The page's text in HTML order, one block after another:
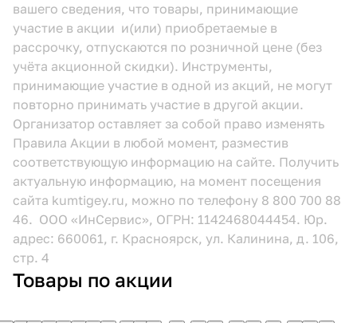
вашего сведения, что товары, принимающие
участие в акции и(или) приобретаемые в
рассрочку, отпускаются по розничной цене (без
учёта акционной скидки). Инструменты,
принимающие участие в одной из акций, не могут
повторно принимать участие в другой акции.
Организатор оставляет за собой право изменять
Правила Акции в любой момент, разместив
соответствующую информацию на сайте. Получить
актуальную информацию, на момент посещения
сайта kumtigey.ru, можно по телефону 8 800 700 88
46. ООО «ИнСервис», ОГРН: 1142468044454. Юр.
адрес: 660061, г. Красноярск, ул. Калинина, д. 106,
стр. 4
Товары по акции